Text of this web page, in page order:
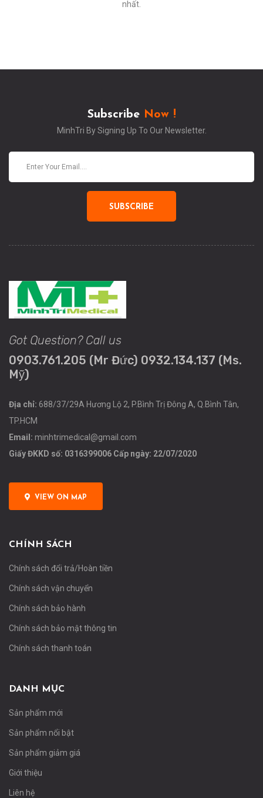
nhất.
Subscribe Now !
MinhTri By Signing Up To Our Newsletter.
SUBSCRIBE
Got Question? Call us
0903.761.205 (Mr Đức) 0932.134.137 (Ms.
Mỹ)
Địa chỉ: 688/37/29A Hương Lộ 2, P.Bình Trị Đông A, Q.Bình Tân,
TP.HCM
Email: minhtrimedical@gmail.com
Giấy ĐKKD số: 0316399006 Cấp ngày: 22/07/2020
VIEW ON MAP
CHÍNH SÁCH
Chính sách đổi trả/Hoàn tiền
Chính sách vận chuyển
Chính sách bảo hành
Chính sách bảo mật thông tin
Chính sách thanh toán
DANH MỤC
Sản phẩm mới
Sản phẩm nổi bật
Sản phẩm giảm giá
Giới thiệu
Liên hệ